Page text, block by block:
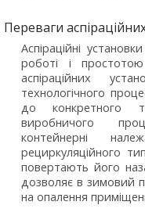
Переваги
Аспіраційні
роботі і
аспіраційних
технологічного
до конкретного
виробничого
контейнерні
рециркуляційного
повертають його
дозволяє в зимовий
на опалення